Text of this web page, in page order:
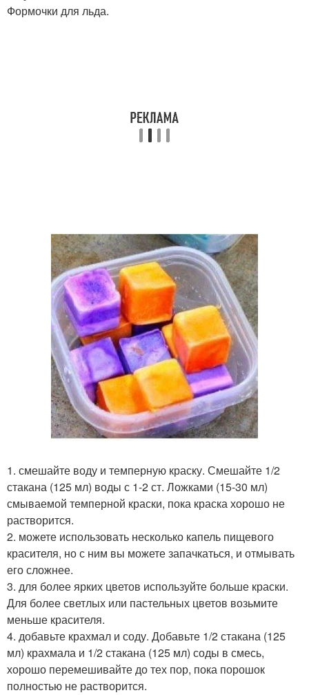
Формочки для льда.
1. смешайте воду и темперную краску. Смешайте 1/2
стакана (125 мл) воды с 1-2 ст. Ложками (15-30 мл)
смываемой темперной краски, пока краска хорошо не
растворится.
2. можете использовать несколько капель пищевого
красителя, но с ним вы можете запачкаться, и отмывать
его сложнее.
3. для более ярких цветов используйте больше краски.
Для более светлых или пастельных цветов возьмите
меньше красителя.
4. добавьте крахмал и соду. Добавьте 1/2 стакана (125
мл) крахмала и 1/2 стакана (125 мл) соды в смесь,
хорошо перемешивайте до тех пор, пока порошок
полностью не растворится.